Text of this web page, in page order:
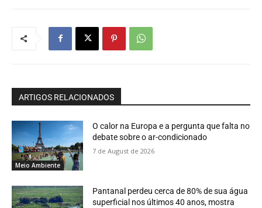
ARTIGOS RELACIONADOS
Meio Ambiente
O calor na Europa e a pergunta que falta no
debate sobre o ar-condicionado
7 de August de 2026
Pantanal perdeu cerca de 80% de sua água
superficial nos últimos 40 anos, mostra